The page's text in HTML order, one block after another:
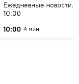
Ежедневные новости.
10:00
10:00 4 мин